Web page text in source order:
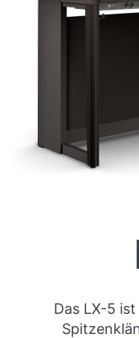
Das LX-5